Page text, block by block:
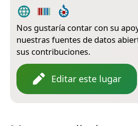
Nos gustaría contar con su
nuestras fuentes de datos
sus contribuciones.
Editar este lugar